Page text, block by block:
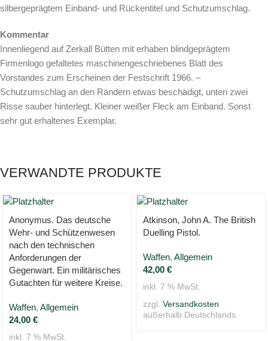
silbergeprägtem Einband- und Rückentitel und Schutzumschlag.
Kommentar
Innenliegend auf Zerkall Bütten mit erhaben blindgeprägtem
Firmenlogo gefaltetes maschinengeschriebenes Blatt des
Vorstandes zum Erscheinen der Festschrift 1966. –
Schutzumschlag an den Rändern etwas beschädigt, unten zwei
Risse sauber hinterlegt. Kleiner weißer Fleck am Einband. Sonst
sehr gut erhaltenes Exemplar.
VERWANDTE PRODUKTE
Anonymus. Das deutsche
Wehr- und Schützenwesen
nach den technischen
Anforderungen der
Gegenwart. Ein militärisches
Gutachten für weitere Kreise.
Waffen, Allgemein
24,00 €
inkl. 7 % MwSt.
Atkinson, John A. The British
Duelling Pistol.
Waffen, Allgemein
42,00 €
inkl. 7 % MwSt.
zzgl. Versandkosten
außerhalb Deutschlands.